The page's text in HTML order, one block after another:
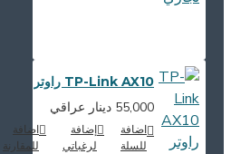
TP-Link AX10 راوتر
55,000 دينار عراقي
اضافة
للسلة
إضافة
لرغباتي
اضافة
للمقارنة